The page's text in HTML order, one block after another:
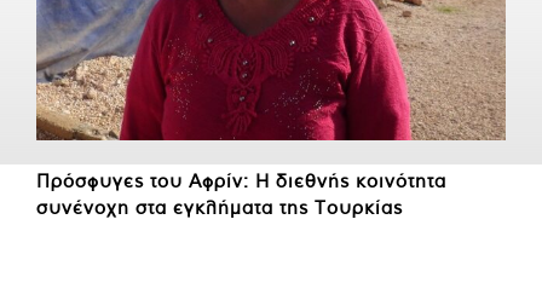
Πρόσφυγες του Αφρίν: Η διεθνής κοινότητα
συνένοχη στα εγκλήματα της Τουρκίας